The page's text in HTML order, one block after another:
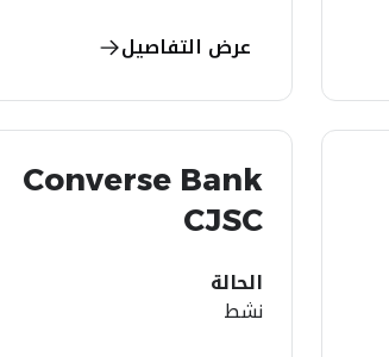
عرض التفاصيل
Converse Bank
CJSC
الحالة
نشط